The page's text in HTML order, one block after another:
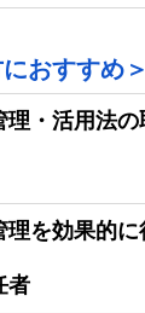
おすすめ＞
理・活用法
理を効果的
者